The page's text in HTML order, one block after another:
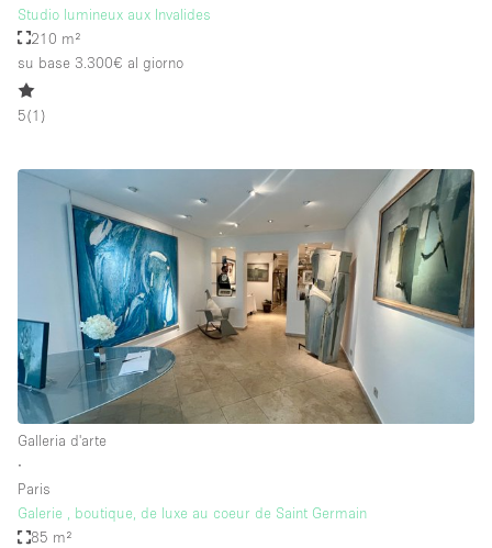
Studio lumineux aux Invalides
210 m²
su base 3.300€ al giorno
5(1 )
Galleria d'arte
∙
Paris
Galerie , boutique, de luxe au coeur de Saint Germain
85 m²